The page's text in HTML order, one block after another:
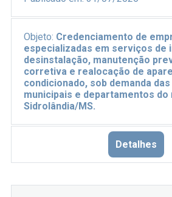
Objeto: Credenciamento de
especializadas em serviços de
desinstalação, manutenção
corretiva e realocação de
condicionado, sob demanda
municipais e departamentos do
Sidrolândia/MS.
Detalhes